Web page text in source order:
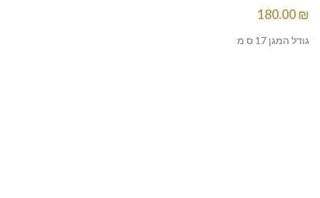
180.00₪
גודל המגן 17 ס מ